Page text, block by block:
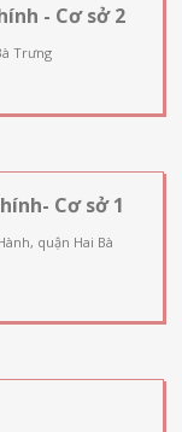
- Cơ sở 2
Trưng
Cơ sở 1
quận Hai Bà